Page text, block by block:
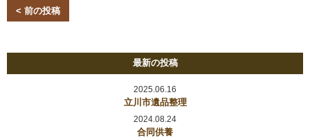
< 前の投稿
最新の投稿
2025.06.16
立川市遺品整理
2024.08.24
合同供養